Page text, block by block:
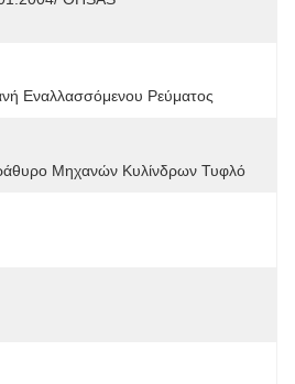
Εναλλασσόμενου Ρεύματος
Μηχανών Κυλίνδρων Τυφλό